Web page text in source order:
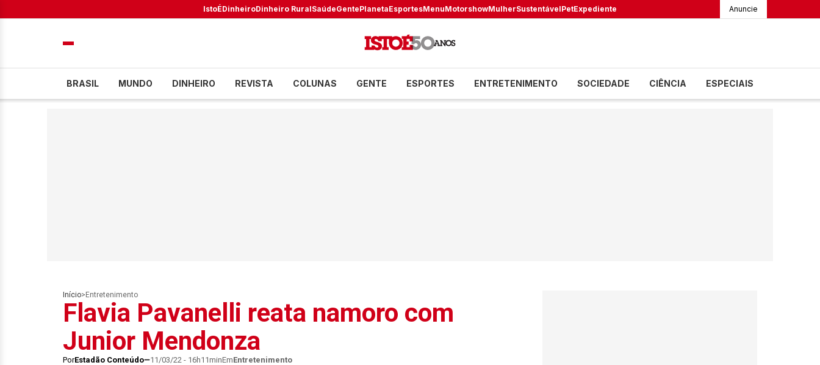
IstoÉDinheiroDinheiro RuralSaúdeGentePlanetaEsportesMenuMotorshowMulherSustentávelPetExpediente Anuncie
BRASIL MUNDO DINHEIRO REVISTA COLUNAS GENTE ESPORTES ENTRETENIMENTO SOCIEDADE CIÊNCIA ESPECIAIS
Início> Entretenimento
Flavia Pavanelli reata namoro com
Junior Mendonza
PorEstadão Conteúdo 11/03/22 - 16h11minEmEntretenimento